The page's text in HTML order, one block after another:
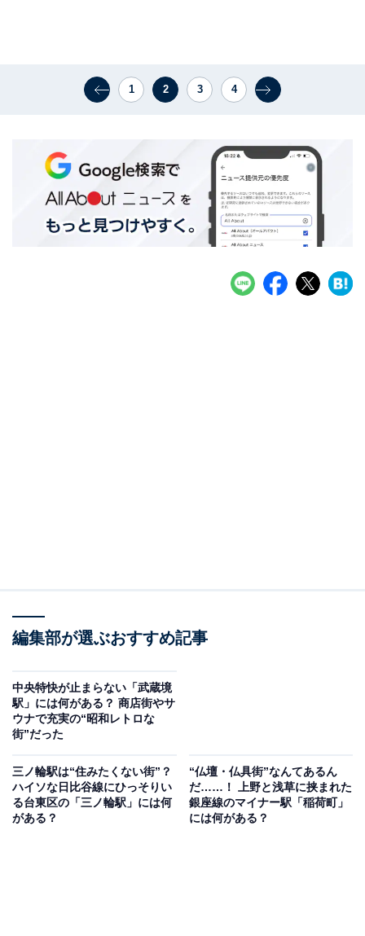
1 2 3 4
編集部が選ぶおすすめ記事
中央特快が止まらない「武蔵境
駅」には何がある？ 商店街やサ
ウナで充実の“昭和レトロな
街”だった
三ノ輪駅は“住みたくない街”？
ハイソな日比谷線にひっそりい
る台東区の「三ノ輪駅」には何
がある？
“仏壇・仏具街”なんてあるん
だ……！ 上野と浅草に挟まれた
銀座線のマイナー駅「稲荷町」
には何がある？